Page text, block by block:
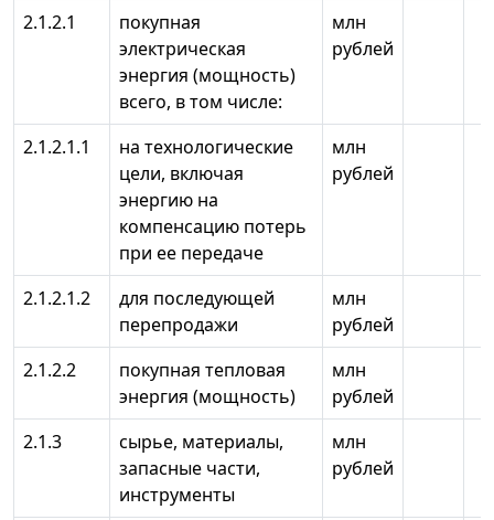
2.1.2.1
покупная
электрическая
энергия (мощность)
всего, в том числе:
млн
рублей
2.1.2.1.1
на технологические
цели, включая
энергию на
компенсацию потерь
при ее передаче
млн
рублей
2.1.2.1.2
для последующей
перепродажи
млн
рублей
2.1.2.2
покупная тепловая
энергия (мощность)
млн
рублей
2.1.3
сырье, материалы,
запасные части,
инструменты
млн
рублей